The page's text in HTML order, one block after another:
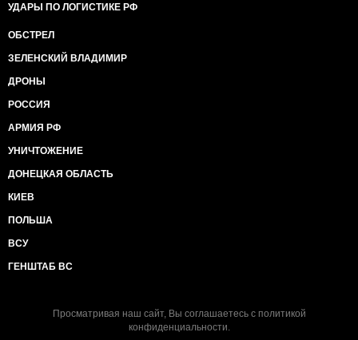
УДАРЫ ПО ЛОГИСТИКЕ РФ
ОБСТРЕЛ
ЗЕЛЕНСКИЙ ВЛАДИМИР
ДРОНЫ
РОССИЯ
АРМИЯ РФ
УНИЧТОЖЕНИЕ
ДОНЕЦКАЯ ОБЛАСТЬ
КИЕВ
ПОЛЬША
ВСУ
ГЕНШТАБ ВС
Просматривая наш сайт, Вы соглашаетесь с политикой
конфиденциальности.